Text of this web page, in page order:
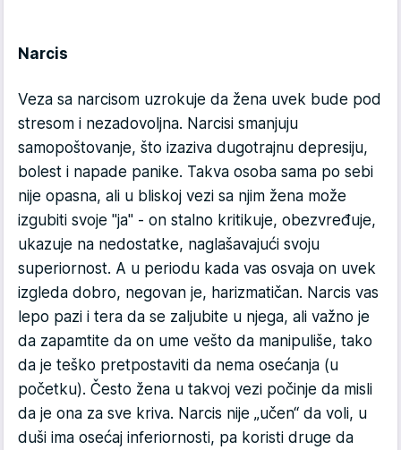
Narcis
Veza sa narcisom uzrokuje da žena uvek bude pod
stresom i nezadovoljna. Narcisi smanjuju
samopoštovanje, što izaziva dugotrajnu depresiju,
bolest i napade panike. Takva osoba sama po sebi
nije opasna, ali u bliskoj vezi sa njim žena može
izgubiti svoje "ja" - on stalno kritikuje, obezvređuje,
ukazuje na nedostatke, naglašavajući svoju
superiornost. A u periodu kada vas osvaja on uvek
izgleda dobro, negovan je, harizmatičan. Narcis vas
lepo pazi i tera da se zaljubite u njega, ali važno je
da zapamtite da on ume vešto da manipuliše, tako
da je teško pretpostaviti da nema osećanja (u
početku). Često žena u takvoj vezi počinje da misli
da je ona za sve kriva. Narcis nije „učen“ da voli, u
duši ima osećaj inferiornosti, pa koristi druge da